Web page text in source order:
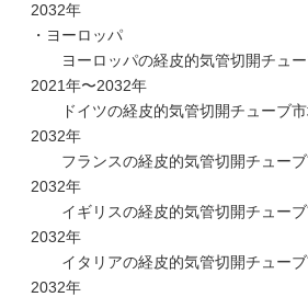
2032年
・ヨーロッパ
ヨーロッパの経皮的気管切開チュー
2021年〜2032年
ドイツの経皮的気管切開チューブ市
2032年
フランスの経皮的気管切開チューブ
2032年
イギリスの経皮的気管切開チューブ
2032年
イタリアの経皮的気管切開チューブ
2032年